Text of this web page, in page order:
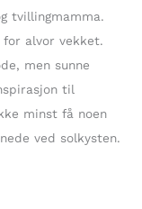
tvillingmamma.
for alvor vekket.
men sunne
til
minst få noen
ved solkysten.